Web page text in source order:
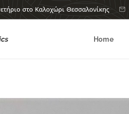
στο Καλοχώρι Θεσσαλονίκης
Home